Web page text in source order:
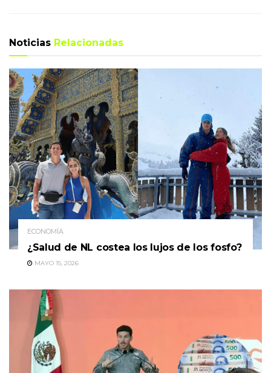
Noticias Relacionadas
ECONOMÍA
¿Salud de NL costea los lujos de los fosfo?
MAYO 15, 2026